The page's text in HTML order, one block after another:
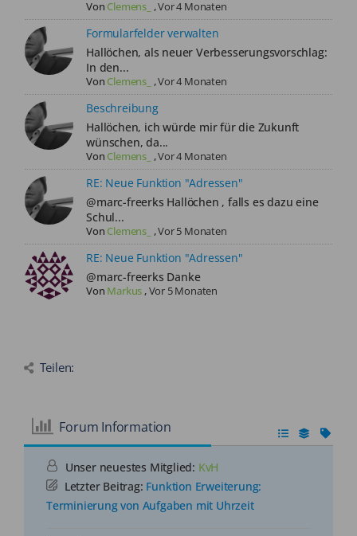
Von Clemens_ ,Vor 4 Monaten
Formularfelder verwalten
Hallöchen, als neuer Verbesserungsvorschlag:
In den...
Von Clemens_ ,Vor 4 Monaten
Beschreibung
Hallöchen, ich würde mir für die Zukunft
wünschen, da...
Von Clemens_ ,Vor 4 Monaten
RE: Neue Funktion "Adressen"
@marc-freerks Hallöchen , falls es dazu eine
Schul...
Von Clemens_ ,Vor 5 Monaten
RE: Neue Funktion "Adressen"
@marc-freerks Danke
Von Markus ,Vor 5 Monaten
Teilen:
Forum Information
Unser neuestes Mitglied: KvH
Letzter Beitrag: Funktion Erweiterung:
Terminierung von Aufgaben mit Uhrzeit